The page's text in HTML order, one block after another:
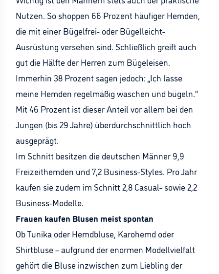
Nutzen. So shoppen 66 Prozent häufiger Hemden,
die mit einer Bügelfrei- oder Bügelleicht-
Ausrüstung versehen sind. Schließlich greift auch
gut die Hälfte der Herren zum Bügeleisen.
Immerhin 38 Prozent sagen jedoch: „Ich lasse
meine Hemden regelmäßig waschen und bügeln.“
Mit 46 Prozent ist dieser Anteil vor allem bei den
Jungen (bis 29 Jahre) überdurchschnittlich hoch
ausgeprägt.
Im Schnitt besitzen die deutschen Männer 9,9
Freizeithemden und 7,2 Business-Styles. Pro Jahr
kaufen sie zudem im Schnitt 2,8 Casual- sowie 2,2
Business-Modelle.
Frauen kaufen Blusen meist spontan
Ob Tunika oder Hemdbluse, Karohemd oder
Shirtbluse – aufgrund der enormen Modellvielfalt
gehört die Bluse inzwischen zum Liebling der